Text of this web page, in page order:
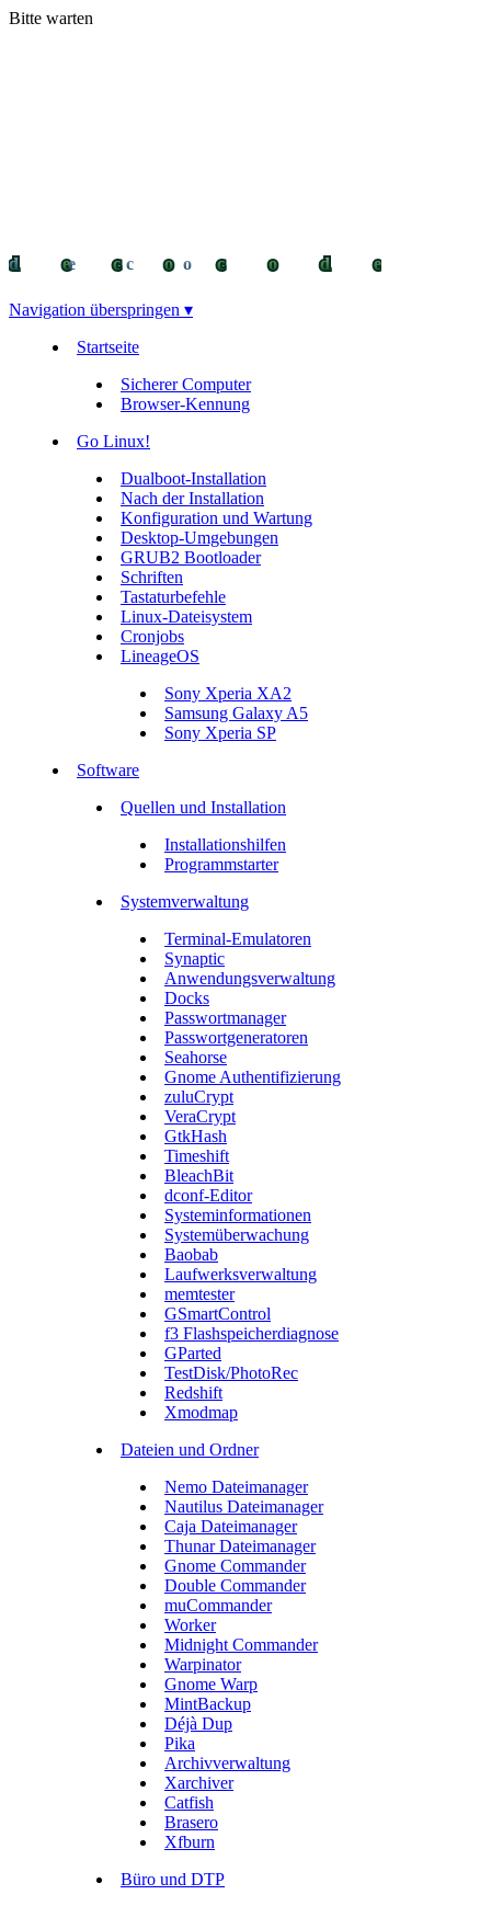
Bitte warten
decocode
decocode
deco
Navigation überspringen ▾
Startseite
Sicherer Computer
Browser-Kennung
Go Linux!
Dualboot-Installation
Nach der Installation
Konfiguration und Wartung
Desktop-Umgebungen
GRUB2 Bootloader
Schriften
Tastaturbefehle
Linux-Dateisystem
Cronjobs
LineageOS
Sony Xperia XA2
Samsung Galaxy A5
Sony Xperia SP
Software
Quellen und Installation
Installationshilfen
Programmstarter
Systemverwaltung
Terminal-Emulatoren
Synaptic
Anwendungsverwaltung
Docks
Passwortmanager
Passwortgeneratoren
Seahorse
Gnome Authentifizierung
zuluCrypt
VeraCrypt
GtkHash
Timeshift
BleachBit
dconf-Editor
Systeminformationen
Systemüberwachung
Baobab
Laufwerksverwaltung
memtester
GSmartControl
f3 Flashspeicherdiagnose
GParted
TestDisk/PhotoRec
Redshift
Xmodmap
Dateien und Ordner
Nemo Dateimanager
Nautilus Dateimanager
Caja Dateimanager
Thunar Dateimanager
Gnome Commander
Double Commander
muCommander
Worker
Midnight Commander
Warpinator
Gnome Warp
MintBackup
Déjà Dup
Pika
Archivverwaltung
Xarchiver
Catfish
Brasero
Xfburn
Büro und DTP